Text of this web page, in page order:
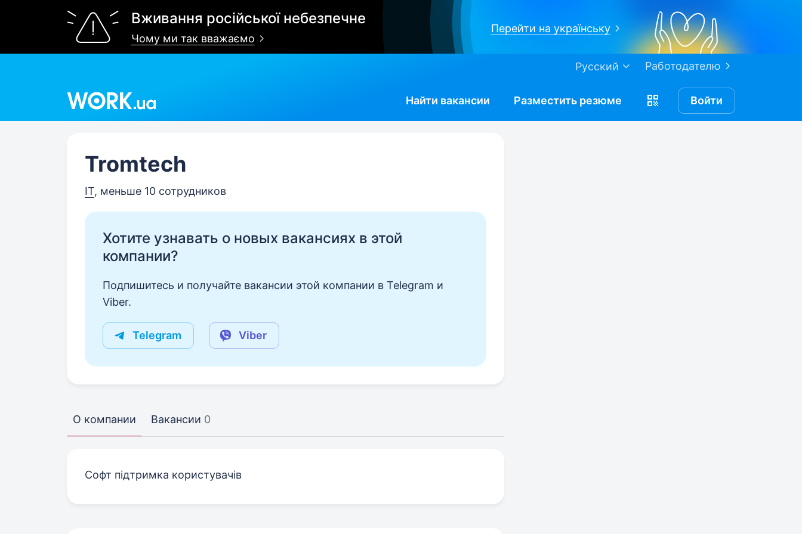
Вживання російської небезпечне
Чому ми так вважаємо
Перейти на українську
Работодателю
Русский
Найти вакансии Разместить резюме Войти
Tromtech
IT, меньше 10 сотрудников
Хотите узнавать о новых вакансиях в этой
компании?
Подпишитесь и получайте вакансии этой компании в Telegram и
Viber.
Telegram Viber
О компании Вакансии 0
Софт підтримка користувачів